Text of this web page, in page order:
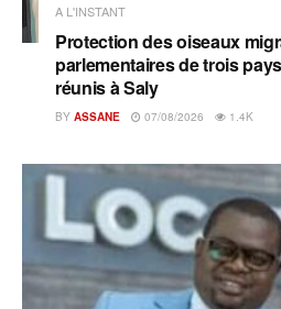
A L'INSTANT
Protection des oiseaux
parlementaires de trois
réunis à Saly
BY ASSANE 07/08/2026 1.4K